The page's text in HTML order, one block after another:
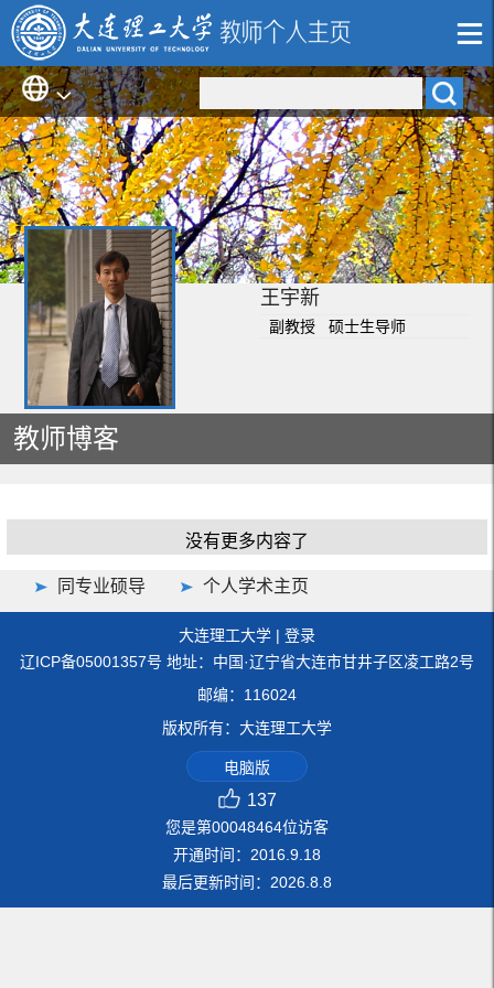
王宇新
副教授 硕士生导师
教师博客
没有更多内容了
同专业硕导 个人学术主页
大连理工大学 | 登录
辽ICP备05001357号 地址：中国·辽宁省大连市甘井子区凌工路2号
邮编：116024
版权所有：大连理工大学
电脑版
137
您是第00048464位访客
开通时间： 2016 9 18
最后更新时间： 2026 8 8